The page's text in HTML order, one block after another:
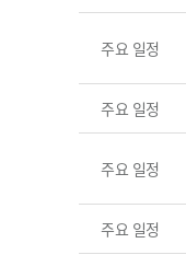
주요 일정
주요 일정
주요 일정
주요 일정